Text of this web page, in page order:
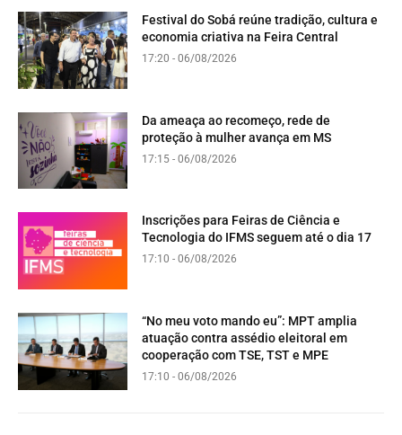
Festival do Sobá reúne tradição, cultura e
economia criativa na Feira Central
17:20 - 06/08/2026
Da ameaça ao recomeço, rede de
proteção à mulher avança em MS
17:15 - 06/08/2026
Inscrições para Feiras de Ciência e
Tecnologia do IFMS seguem até o dia 17
17:10 - 06/08/2026
“No meu voto mando eu”: MPT amplia
atuação contra assédio eleitoral em
cooperação com TSE, TST e MPE
17:10 - 06/08/2026